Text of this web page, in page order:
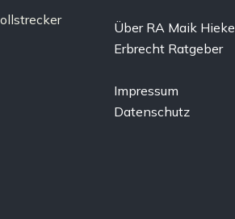
Über RA Maik Hieke
Erbrecht Ratgeber
Impressum
Datenschutz